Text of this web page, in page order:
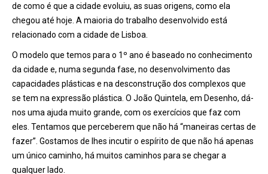
de como é que a cidade evoluiu, as suas origens, como ela
chegou até hoje. A maioria do trabalho desenvolvido está
relacionado com a cidade de Lisboa.
O modelo que temos para o 1º ano é baseado no conhecimento
da cidade e, numa segunda fase, no desenvolvimento das
capacidades plásticas e na desconstrução dos complexos que
se tem na expressão plástica. O João Quintela, em Desenho, dá-
nos uma ajuda muito grande, com os exercícios que faz com
eles. Tentamos que perceberem que não há “maneiras certas de
fazer”. Gostamos de lhes incutir o espírito de que não há apenas
um único caminho, há muitos caminhos para se chegar a
qualquer lado.